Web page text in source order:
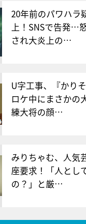
20年前のパワハラ
上！SNSで告発…
され大炎上の…
U字工事、『かりそ
ロケ中にまさかの
練大将の顔…
みりちゃむ、人気
座要求！「人とし
の？」と厳…